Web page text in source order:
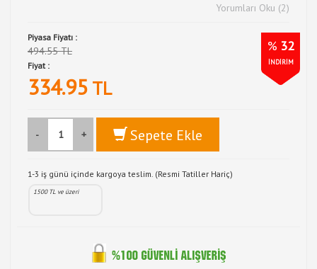
Yorumları Oku (2)
Piyasa Fiyatı :
494.55 TL % 32
İNDİRİM
Fiyat :
334.95 TL
- + Sepete Ekle
1-3 iş günü içinde kargoya teslim. (Resmi Tatiller Hariç)
1500 TL ve üzeri